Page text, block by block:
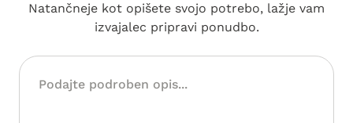
Natančneje kot opišete svojo potrebo, lažje vam
izvajalec pripravi ponudbo.